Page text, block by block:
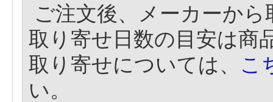
ご注文後、メーカーか
取り寄せ日数の目安は商
取り寄せについては、
こ
い。